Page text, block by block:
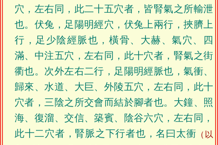
穴，左右同，此二十五穴者，皆腎氣之所輸泄
也。伏兔，足陽明經穴，伏兔上兩行，挾臍上
行，足少陰經脈也，橫骨、大赫、氣穴、四
滿、中注五穴，左右同，此十穴者，腎氣之街
衢也。次外左右二行，足陽明經脈也，氣衝、
歸來、水道、大巨、外陵五穴，左右同，此十
穴者，三陰之所交會而結於腳者也。大鐘、照
海、復溜、交信、築賓、陰谷六穴，左右同，
此十二穴者，腎脈之下行者也，名曰太衝 （以